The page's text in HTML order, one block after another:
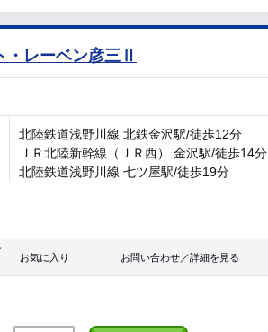
・レーベン彦三Ⅱ
北陸鉄道浅野川線 北鉄金沢駅/徒歩12分
ＪＲ北陸新幹線（ＪＲ西） 金沢駅/徒歩14分
北陸鉄道浅野川線 七ツ屋駅/徒歩19分
お気に入り お問い合わせ／詳細を見る